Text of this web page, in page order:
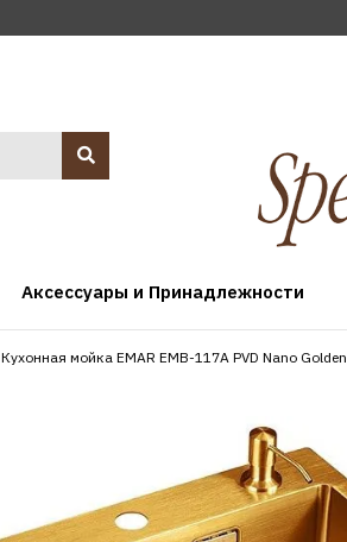
Аксессуары и Принадлежности
Кухонная мойка EMAR EMB-117A PVD Nano Golden